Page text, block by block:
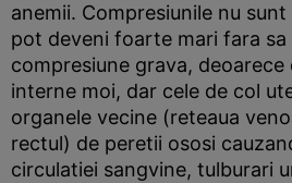
anemii. Compresiunile nu
pot deveni foarte mari fara sa
compresiune grava,
interne moi, dar cele de col
organele vecine (reteaua
rectul) de peretii ososi
circulatiei sangvine, tulburari